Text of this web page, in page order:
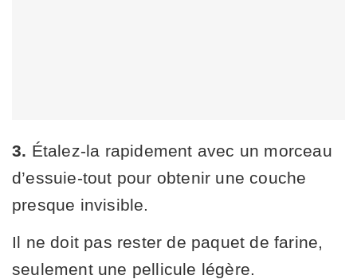
3. Étalez-la rapidement avec un morceau
d’essuie-tout pour obtenir une couche
presque invisible.
Il ne doit pas rester de paquet de farine,
seulement une pellicule légère.